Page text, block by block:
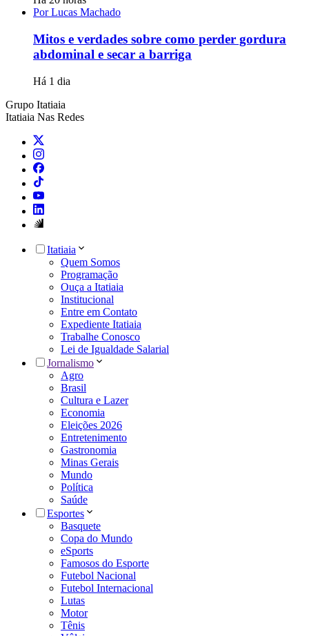
Por Lucas Machado
Mitos e verdades sobre como perder gordura
abdominal e secar a barriga
Há 1 dia
Grupo Itatiaia
Itatiaia Nas Redes
Itatiaia
Quem Somos
Programação
Ouça a Itatiaia
Institucional
Entre em Contato
Expediente Itatiaia
Trabalhe Conosco
Lei de Igualdade Salarial
Jornalismo
Agro
Brasil
Cultura e Lazer
Economia
Eleições 2026
Entretenimento
Gastronomia
Minas Gerais
Mundo
Política
Saúde
Esportes
Basquete
Copa do Mundo
eSports
Famosos do Esporte
Futebol Nacional
Futebol Internacional
Lutas
Motor
Tênis